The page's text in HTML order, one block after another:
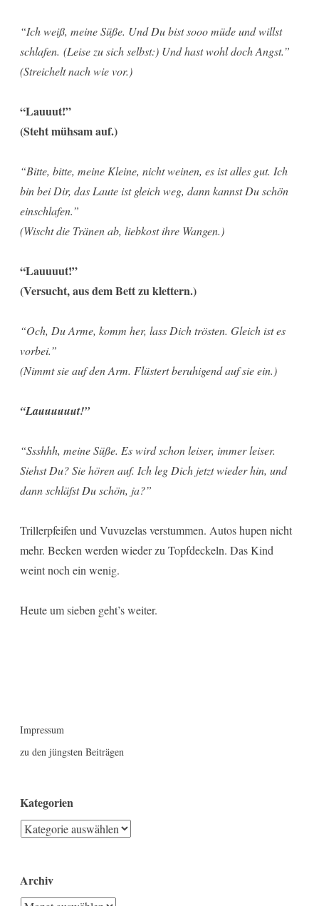
“Ich weiß, meine Süße. Und Du bist sooo müde und willst
schlafen. (Leise zu sich selbst:) Und hast wohl doch Angst.”
(Streichelt nach wie vor.)
“Lauuut!”
(Steht mühsam auf.)
“Bitte, bitte, meine Kleine, nicht weinen, es ist alles gut. Ich
bin bei Dir, das Laute ist gleich weg, dann kannst Du schön
einschlafen.”
(Wischt die Tränen ab, liebkost ihre Wangen.)
“Lauuuut!”
(Versucht, aus dem Bett zu klettern.)
“Och, Du Arme, komm her, lass Dich trösten. Gleich ist es
vorbei.”
(Nimmt sie auf den Arm. Flüstert beruhigend auf sie ein.)
“Lauuuuuut!”
“Ssshhh, meine Süße. Es wird schon leiser, immer leiser.
Siehst Du? Sie hören auf. Ich leg Dich jetzt wieder hin, und
dann schläfst Du schön, ja?”
Trillerpfeifen und Vuvuzelas verstummen. Autos hupen nicht
mehr. Becken werden wieder zu Topfdeckeln. Das Kind
weint noch ein wenig.
Heute um sieben geht’s weiter.
Impressum
zu den jüngsten Beiträgen
Kategorien
Kategorien
Archiv